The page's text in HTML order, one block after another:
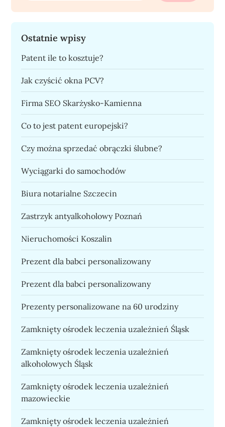
Ostatnie wpisy
Patent ile to kosztuje?
Jak czyścić okna PCV?
Firma SEO Skarżysko-Kamienna
Co to jest patent europejski?
Czy można sprzedać obrączki ślubne?
Wyciągarki do samochodów
Biura notarialne Szczecin
Zastrzyk antyalkoholowy Poznań
Nieruchomości Koszalin
Prezent dla babci personalizowany
Prezent dla babci personalizowany
Prezenty personalizowane na 60 urodziny
Zamknięty ośrodek leczenia uzależnień Śląsk
Zamknięty ośrodek leczenia uzależnień
alkoholowych Śląsk
Zamknięty ośrodek leczenia uzależnień
mazowieckie
Zamknięty ośrodek leczenia uzależnień